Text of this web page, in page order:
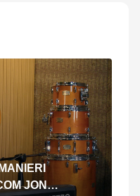
JON